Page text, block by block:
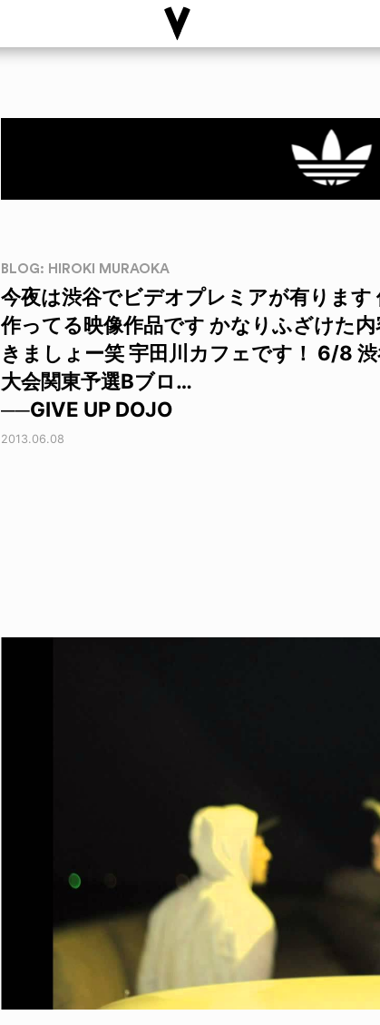
NEWS
TOBY RYAN - PRO FOR
2026.08.08
BLOG: HIROKI MURAOKA
今夜は渋谷でビデオプレミアが有りま
作ってる映像作品です かなりふざけた
きましょー笑 宇田川カフェです！ 6/8
大会関東予選Bブロ…
──GIVE UP DOJO
2013.06.08